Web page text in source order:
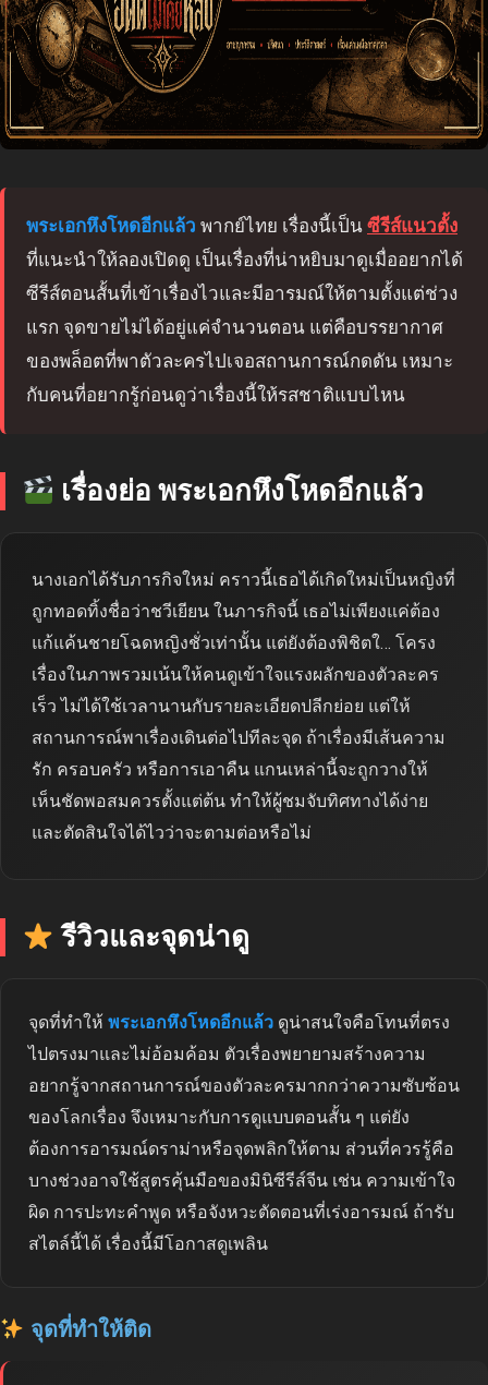
พระเอกหึงโหดอีกแล้ว พากย์ไทย เรื่องนี้เป็น ซีรีส์แนวตั้ง
ที่แนะนำให้ลองเปิดดู เป็นเรื่องที่น่าหยิบมาดูเมื่ออยากได้
ซีรีส์ตอนสั้นที่เข้าเรื่องไวและมีอารมณ์ให้ตามตั้งแต่ช่วง
แรก จุดขายไม่ได้อยู่แค่จำนวนตอน แต่คือบรรยากาศ
ของพล็อตที่พาตัวละครไปเจอสถานการณ์กดดัน เหมาะ
กับคนที่อยากรู้ก่อนดูว่าเรื่องนี้ให้รสชาติแบบไหน
เรื่องย่อ พระเอกหึงโหดอีกแล้ว
นางเอกได้รับภารกิจใหม่ คราวนี้เธอได้เกิดใหม่เป็นหญิงที่
ถูกทอดทิ้งชื่อว่าชวีเยียน ในภารกิจนี้ เธอไม่เพียงแค่ต้อง
แก้แค้นชายโฉดหญิงชั่วเท่านั้น แต่ยังต้องพิชิตใ… โครง
เรื่องในภาพรวมเน้นให้คนดูเข้าใจแรงผลักของตัวละคร
เร็ว ไม่ได้ใช้เวลานานกับรายละเอียดปลีกย่อย แต่ให้
สถานการณ์พาเรื่องเดินต่อไปทีละจุด ถ้าเรื่องมีเส้นความ
รัก ครอบครัว หรือการเอาคืน แกนเหล่านี้จะถูกวางให้
เห็นชัดพอสมควรตั้งแต่ต้น ทำให้ผู้ชมจับทิศทางได้ง่าย
และตัดสินใจได้ไวว่าจะตามต่อหรือไม่
รีวิวและจุดน่าดู
จุดที่ทำให้ พระเอกหึงโหดอีกแล้ว ดูน่าสนใจคือโทนที่ตรง
ไปตรงมาและไม่อ้อมค้อม ตัวเรื่องพยายามสร้างความ
อยากรู้จากสถานการณ์ของตัวละครมากกว่าความซับซ้อน
ของโลกเรื่อง จึงเหมาะกับการดูแบบตอนสั้น ๆ แต่ยัง
ต้องการอารมณ์ดราม่าหรือจุดพลิกให้ตาม ส่วนที่ควรรู้คือ
บางช่วงอาจใช้สูตรคุ้นมือของมินิซีรีส์จีน เช่น ความเข้าใจ
ผิด การปะทะคำพูด หรือจังหวะตัดตอนที่เร่งอารมณ์ ถ้ารับ
สไตล์นี้ได้ เรื่องนี้มีโอกาสดูเพลิน
จุดที่ทำให้ติด